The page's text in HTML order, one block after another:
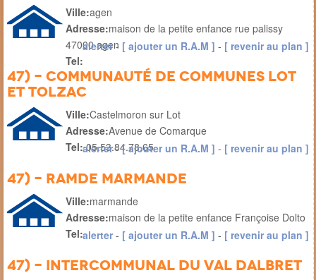
Ville:agen
Adresse:maison de la petite enfance rue palissy
47000 agen
Tel:
alerter- [ ajouter un R.A.M ] - [ revenir au plan ]
47) - Communauté de communes Lot
et Tolzac
Ville:Castelmoron sur Lot
Adresse:Avenue de Comarque
Tel:05.53.84.78.65
alerter-[ ajouter un R.A.M ] - [ revenir au plan ]
47) - RAMde marmande
Ville:marmande
Adresse:maison de la petite enfance Françoise Dolto
Tel:alerter - [ ajouter un R.A.M ] - [ revenir au plan ]
47) - INTERCOMMUNAL du Val dAlbret